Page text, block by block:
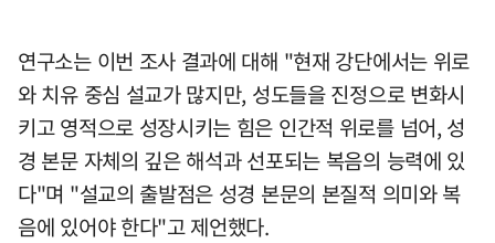
연구소는 이번 조사 결과에 대해 "현재 강단에서는 위로
와 치유 중심 설교가 많지만, 성도들을 진정으로 변화시
키고 영적으로 성장시키는 힘은 인간적 위로를 넘어, 성
경 본문 자체의 깊은 해석과 선포되는 복음의 능력에 있
다"며 "설교의 출발점은 성경 본문의 본질적 의미와 복
음에 있어야 한다"고 제언했다.